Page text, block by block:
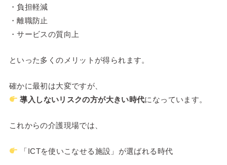
・負担軽減
・離職防止
・サービスの質向上
といった多くのメリットが得られます。
確かに最初は大変ですが、
導入しないリスクの方が大きい時代になっています。
これからの介護現場では、
「ICTを使いこなせる施設」が選ばれる時代